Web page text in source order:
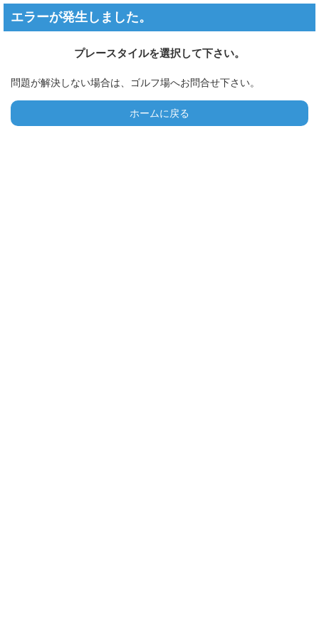
エラーが発生しました。
プレースタイルを選択して下さい。
問題が解決しない場合は、ゴルフ場へお問合せ下さい。
ホームに戻る